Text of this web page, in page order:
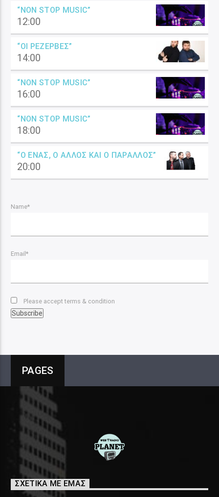
“NON STOP MUSIC”
12:00
“ΟΙ ΡΕΖΈΡΒΕΣ”
14:00
“NON STOP MUSIC”
16:00
“NON STOP MUSIC”
18:00
“Ο ΈΝΑΣ, Ο ΆΛΛΟΣ ΚΑΙ Ο ΠΑΡΆΛΛΟΣ”
20:00
Name*
Email*
Please accept terms & condition
PAGES
ΣΧΕΤΙΚΑ ΜΕ ΕΜΑΣ